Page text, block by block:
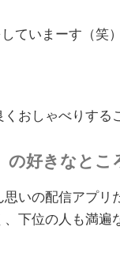
ていまーす（笑）
おしゃべりする
好きなとこ
いの配信アプ
下位の人も満